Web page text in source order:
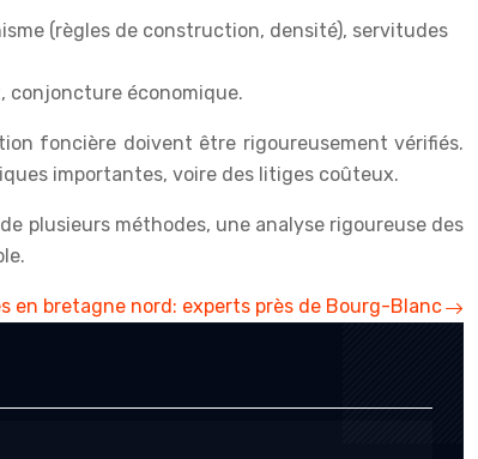
(règles de construction, densité), servitudes
conjoncture économique.
foncière doivent être rigoureusement vérifiés.
importantes, voire des litiges coûteux.
plusieurs méthodes, une analyse rigoureuse des
en bretagne nord: experts près de Bourg-Blanc